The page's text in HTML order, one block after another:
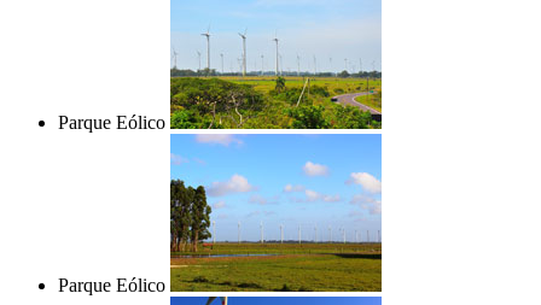
Parque Eólico
Parque Eólico